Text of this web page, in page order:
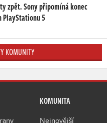
zpět. Sony připomíná konec
5
KOMUNITY
KOMUNITA
Nejnovější